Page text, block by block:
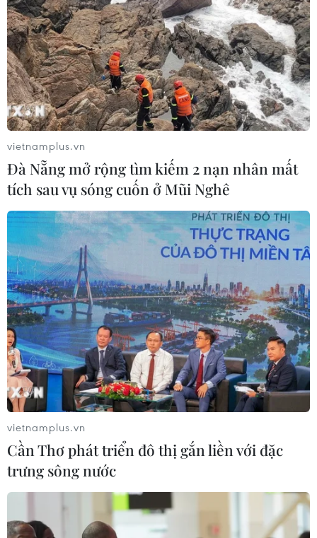
vietnamplus.vn
Đà Nẵng mở rộng tìm kiếm 2 nạn nhân mất
tích sau vụ sóng cuốn ở Mũi Nghê
vietnamplus.vn
Cần Thơ phát triển đô thị gắn liền với đặc
trưng sông nước